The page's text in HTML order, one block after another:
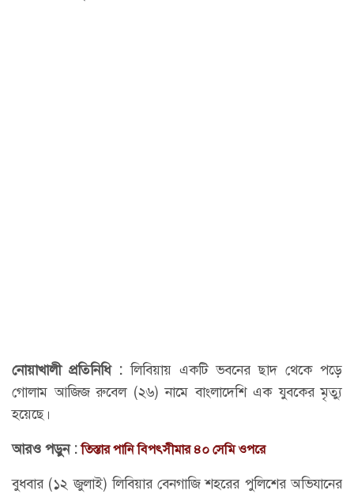
নোয়াখালী প্রতিনিধি :লিবিয়ায় একটি ভবনের ছাদ থেকে পড়ে
গোলাম আজিজ রুবেল (২৬) নামে বাংলাদেশি এক যুবকের মৃত্যু
হয়েছে।
আরও পড়ুন :তিস্তার পানি বিপৎসীমার ৪০ সেমি ওপরে
বুধবার (১২ জুলাই) লিবিয়ার বেনগাজি শহরের পুলিশের অভিযানের